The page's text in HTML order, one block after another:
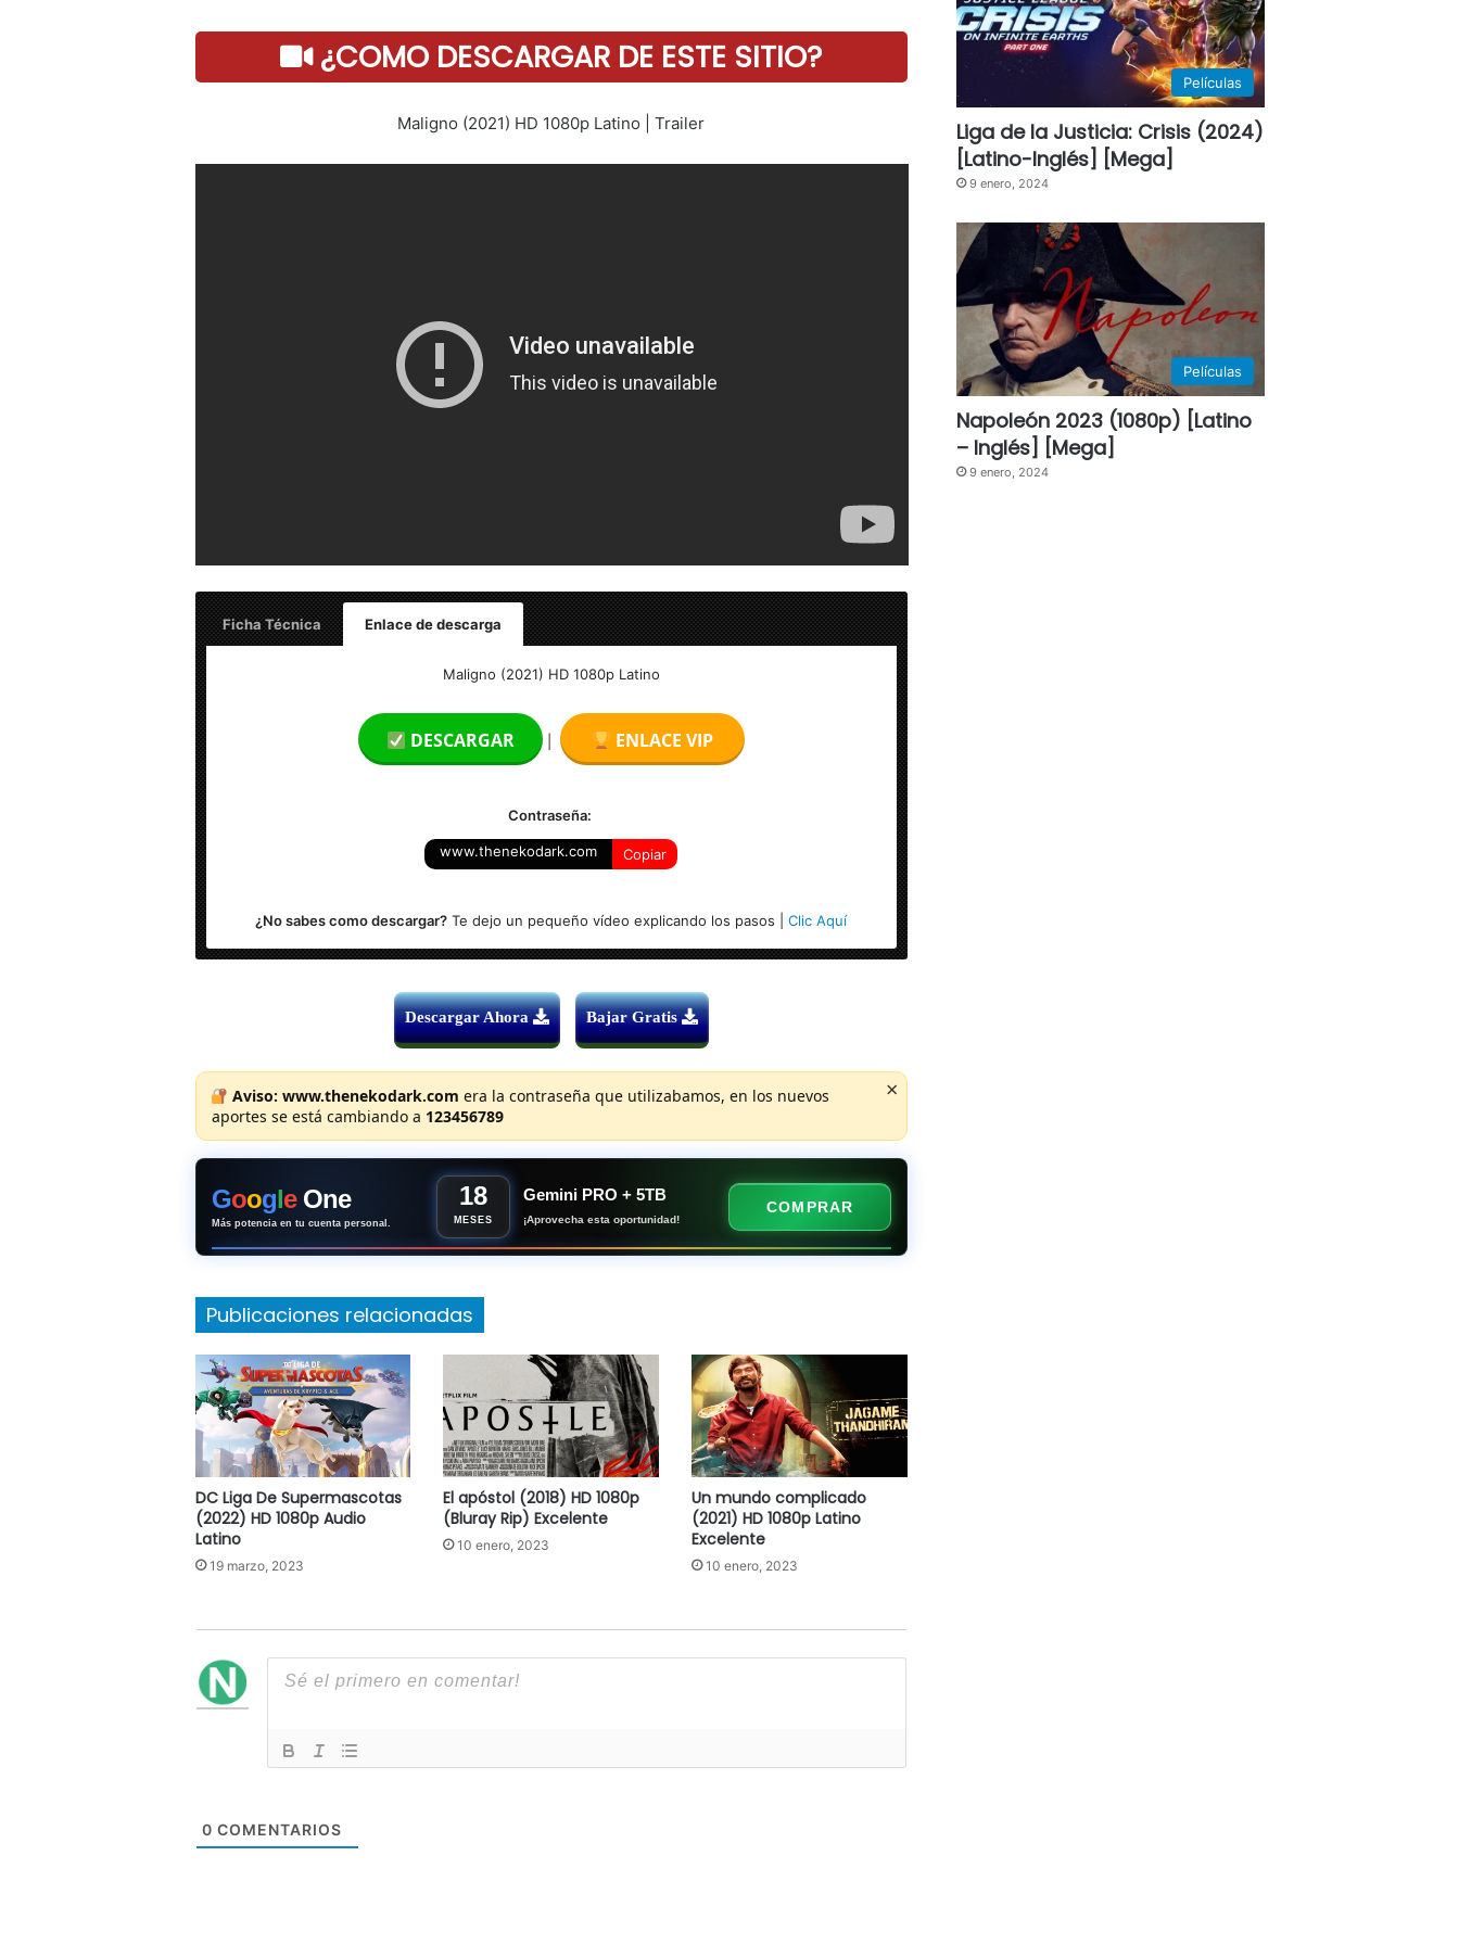
¿COMO DESCARGAR DE ESTE SITIO?
Maligno (2021) HD 1080p Latino | Trailer
Ficha Técnica
Enlace de descarga
Maligno (2021) HD 1080p Latino
DESCARGAR | ENLACE VIP
Contraseña:
www.thenekodark.com Copiar
¿No sabes como descargar? Te dejo un pequeño vídeo explicando los pasos |Clic Aquí
Descargar Ahora Bajar Gratis
Aviso: www.thenekodark.com era la contraseña que utilizabamos, en los nuevos
aportes se está cambiando a 123456789
×
Google One
Más potencia en tu cuenta personal.
18
MESES
Gemini PRO + 5TB
¡Aprovecha esta oportunidad!
COMPRAR
Publicaciones relacionadas
DC Liga De Supermascotas
(2022) HD 1080p Audio
Latino
19 marzo, 2023
El apóstol (2018) HD 1080p
(Bluray Rip) Excelente
10 enero, 2023
Un mundo complicado
(2021) HD 1080p Latino
Excelente
10 enero, 2023
0 COMENTARIOS
Películas
Liga de la Justicia: Crisis (2024)
[Latino-Inglés] [Mega]
9 enero, 2024
Películas
Napoleón 2023 (1080p) [Latino
– Inglés] [Mega]
9 enero, 2024